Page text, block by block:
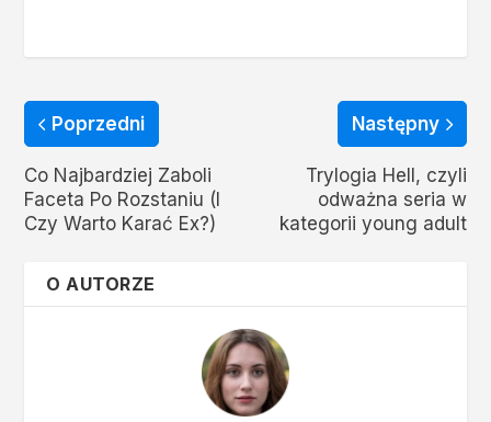
Poprzedni
Co Najbardziej Zaboli
Faceta Po Rozstaniu (I
Czy Warto Karać Ex?)
Następny
Trylogia Hell, czyli
odważna seria w
kategorii young adult
O AUTORZE